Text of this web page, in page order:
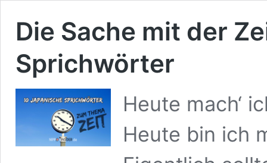
Die Sache mit der
Sprichwörter
Heute mach‘
Heute bin ich